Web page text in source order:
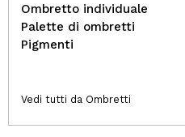
Ombretto individuale
Palette di ombretti
Pigmenti
Vedi tutti da Ombretti